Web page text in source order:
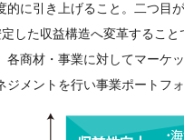
に引き上げること。二つ
した収益構造へ変革すること
各商材・事業に対してマー
メントを行い事業ポートフ